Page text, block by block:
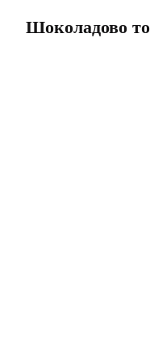
Шоколадово